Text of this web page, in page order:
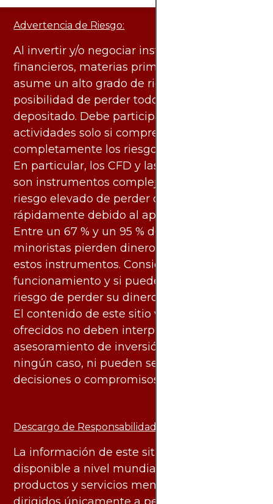
Advertencia de Riesgo:
Al invertir y/o negociar instrumentos
financieros, materias primas y otros activos,
asume un alto grado de riesgo. Existe la
posibilidad de perder todo el capital
depositado. Debe participar en estas
actividades solo si comprende
completamente los riesgos asociados.
En particular, los CFD y las criptomonedas
son instrumentos complejos y conllevan un
riesgo elevado de perder dinero
rápidamente debido al apalancamiento.
Entre un 67 % y un 95 % de los inversores
minoristas pierden dinero al negociar con
estos instrumentos. Considere si entiende su
funcionamiento y si puede asumir el alto
riesgo de perder su dinero.
El contenido de este sitio web y los servicios
ofrecidos no deben interpretarse como
asesoramiento de inversión ni financiero en
ningún caso, ni pueden servir de base para
decisiones o compromisos de ningún tipo.
Descargo de Responsabilidad:
La información de este sitio web está
disponible a nivel mundial. Sin embargo, los
productos y servicios mencionados están